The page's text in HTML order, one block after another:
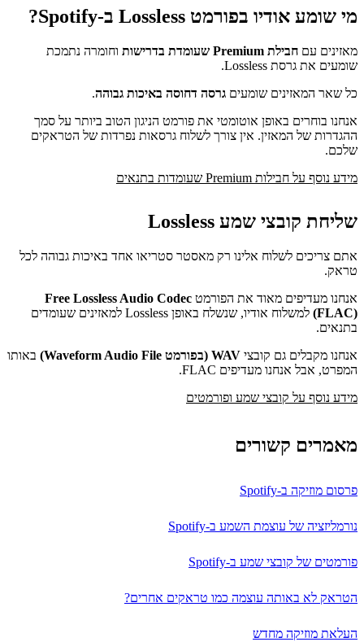
מי שומע אודיו בפורמט Lossless ב-Spotify?
מאזינים עם חבילת Premium שעומדת בדרישות
וחומרה נתמכת
שומעים את גרסת Lossless.
כל שאר המאזינים שומעים גרסה דחוסה באיכות גבוהה.
אנחנו בוחרים באופן אוטומטי את פורמט הניגון הטוב ביותר על סמך
ההגדרות של המאזין. אין צורך לשלוח גרסאות נפרדות של הטראקים
שלכם.
מידע נוסף על חבילות Premium שעומדות בתנאים
שליחת קובצי שמע Lossless
אתם צריכים לשלוח אלינו רק מאסטר סטריאו אחד באיכות גבוהה לכל
טראק.
אנחנו מעדיפים מאוד את הפורמט
(FLAC)
למשלוח אודיו, שנשלח באופן Lossless למאזינים שעומדים
בתנאים.
אנחנו מקבלים גם קובצי WAV (בפורמט Waveform Audio File)
באותו
המפרט, אבל אנחנו מעדיפים FLAC.
מידע נוסף על קובצי שמע ופורמטים
מאמרים קשורים
פרסום מוזיקה ב-Spotify
נורמליזציה של עוצמת השמע ב-Spotify
פורמטים של קובצי שמע ב-Spotify
הטראק לא באותה עוצמה כמו טראקים אחרים?
העלאת מוזיקה מחדש